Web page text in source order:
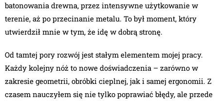
batonowania drewna, przez intensywne użytkowanie w
terenie, aż po przecinanie metalu. To był moment, który
utwierdził mnie w tym, że idę w dobrą stronę.
Od tamtej pory rozwój jest stałym elementem mojej pracy.
Każdy kolejny nóż to nowe doświadczenia – zarówno w
zakresie geometrii, obróbki cieplnej, jak i samej ergonomii. Z
czasem nauczyłem się nie tylko poprawiać błędy, ale przede